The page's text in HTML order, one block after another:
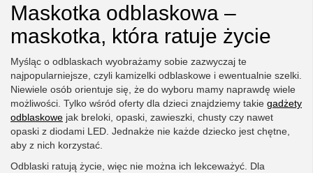
Maskotka odblaskowa –
maskotka, która ratuje życie
Myśląc o odblaskach wyobrażamy sobie zazwyczaj te
najpopularniejsze, czyli kamizelki odblaskowe i ewentualnie szelki.
Niewiele osób orientuje się, że do wyboru mamy naprawdę wiele
możliwości. Tylko wśród oferty dla dzieci znajdziemy takie gadżety
odblaskowe jak breloki, opaski, zawieszki, chusty czy nawet
opaski z diodami LED. Jednakże nie każde dziecko jest chętne,
aby z nich korzystać.
Odblaski ratują życie, więc nie można ich lekceważyć. Dla